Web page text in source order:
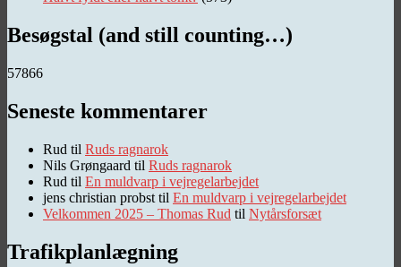
Besøgstal (and still counting…)
57866
Seneste kommentarer
Rud til Ruds ragnarok
Nils Grøngaard til Ruds ragnarok
Rud til En muldvarp i vejregelarbejdet
jens christian probst til En muldvarp i vejregelarbejdet
Velkommen 2025 – Thomas Rud til Nytårsforsæt
Trafikplanlægning